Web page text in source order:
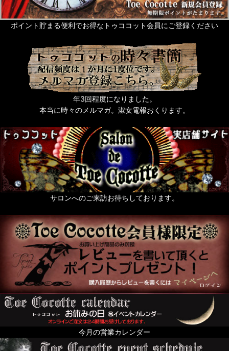
ポイント貯まる便利でお得なトゥココット会員にご登録ください
年3回程度になりました。
本当に時々のメルマガ。淑女電報おくります。
サロンへのご来訪お待ちしております。
今月の営業カレンダー